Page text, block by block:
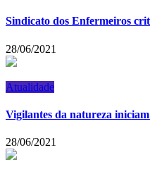
Sindicato dos Enfermeiros
28/06/2021
Atualidade
Vigilantes da natureza
28/06/2021